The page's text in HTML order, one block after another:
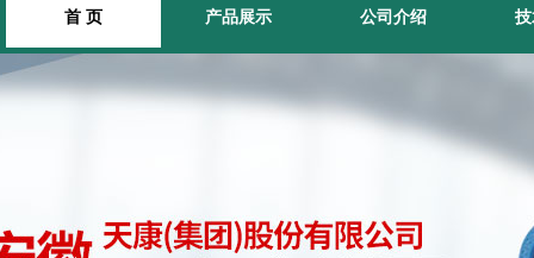
首 页 产品展示 公司介绍